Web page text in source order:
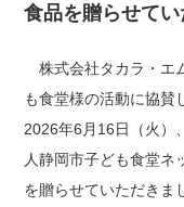
採用情報
レシピ集
出店用地募集
食品を贈らせて
株式会社タカラ・エ
も食堂様の活動に協賛
2026年6月16日（火）
人静岡市子ども食堂ネ
を贈らせていただきま